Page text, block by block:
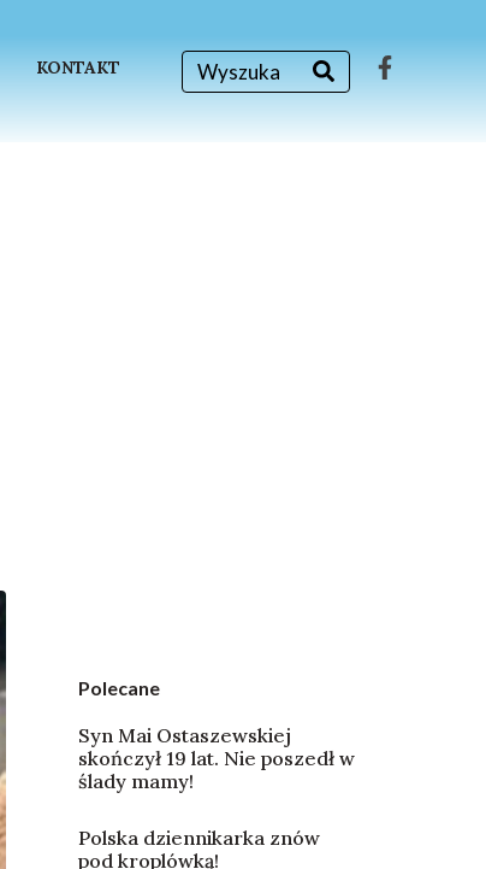
KONTAKT
Polecane
Syn Mai Ostaszewskiej
skończył 19 lat. Nie poszedł w
ślady mamy!
Polska dziennikarka znów
pod kroplówką!